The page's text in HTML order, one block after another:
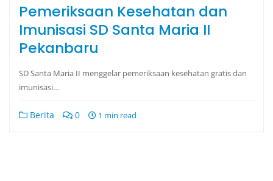
Pemeriksaan Kesehatan dan
Imunisasi SD Santa Maria II
Pekanbaru
SD Santa Maria II menggelar pemeriksaan kesehatan gratis dan
imunisasi…
Berita 0 1 min read